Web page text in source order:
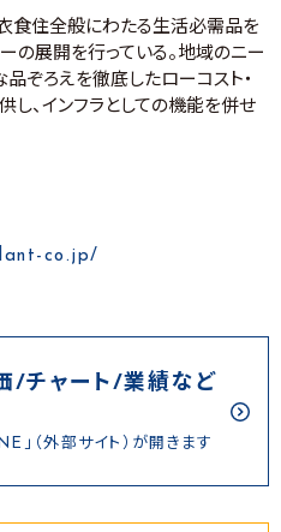
食住全般にわたる生活必需品を
の展開を行っている。地域のニー
ぞろえを徹底したローコスト・
し、インフラとしての機能を併せ
co.jp/
/チャート/業績など
」（外部サイト）が開きます